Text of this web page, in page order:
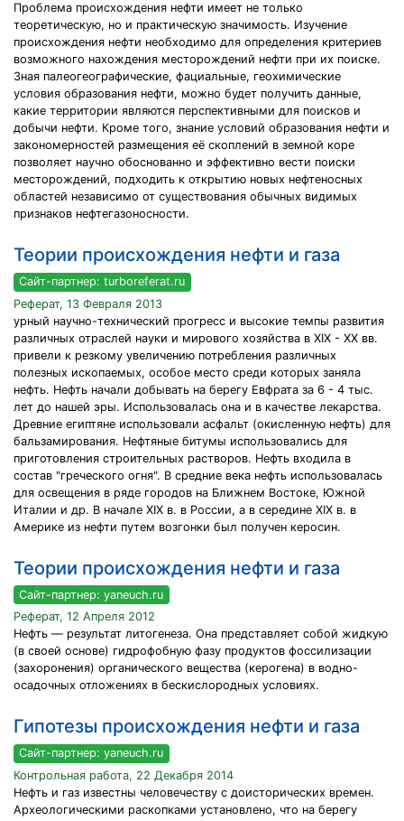
Проблема происхождения нефти имеет не только
теоретическую, но и практическую значимость. Изучение
происхождения нефти необходимо для определения критериев
возможного нахождения месторождений нефти при их поиске.
Зная палеогеографические, фациальные, геохимические
условия образования нефти, можно будет получить данные,
какие территории являются перспективными для поисков и
добычи нефти. Кроме того, знание условий образования нефти и
закономерностей размещения её скоплений в земной коре
позволяет научно обоснованно и эффективно вести поиски
месторождений, подходить к открытию новых нефтеносных
областей независимо от существования обычных видимых
признаков нефтегазоносности.
Теории происхождения нефти и газа
Сайт-партнер: turboreferat.ru
Реферат, 13 Февраля 2013
урный научно-технический прогресс и высокие темпы развития
различных отраслей науки и мирового хозяйства в XIX - XX вв.
привели к резкому увеличению потребления различных
полезных ископаемых, особое место среди которых заняла
нефть. Нефть начали добывать на берегу Евфрата за 6 - 4 тыс.
лет до нашей эры. Использовалась она и в качестве лекарства.
Древние египтяне использовали асфальт (окисленную нефть) для
бальзамирования. Нефтяные битумы использовались для
приготовления строительных растворов. Нефть входила в
состав "греческого огня". В средние века нефть использовалась
для освещения в ряде городов на Ближнем Востоке, Южной
Италии и др. В начале XIX в. в России, а в середине XIX в. в
Америке из нефти путем возгонки был получен керосин.
Теории происхождения нефти и газа
Сайт-партнер: yaneuch.ru
Реферат, 12 Апреля 2012
Нефть — результат литогенеза. Она представляет собой жидкую
(в своей основе) гидрофобную фазу продуктов фоссилизации
(захоронения) органического вещества (керогена) в водно-
осадочных отложениях в бескислородных условиях.
Гипотезы происхождения нефти и газа
Сайт-партнер: yaneuch.ru
Контрольная работа, 22 Декабря 2014
Нефть и газ известны человечеству с доисторических времен.
Археологическими раскопками установлено, что на берегу